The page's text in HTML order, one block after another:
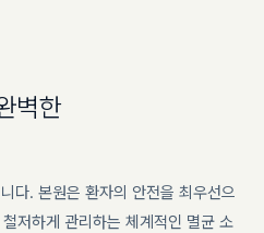
벽한
다. 본원은 환자의 안전을 최우선으
저하게 관리하는 체계적인 멸균 소